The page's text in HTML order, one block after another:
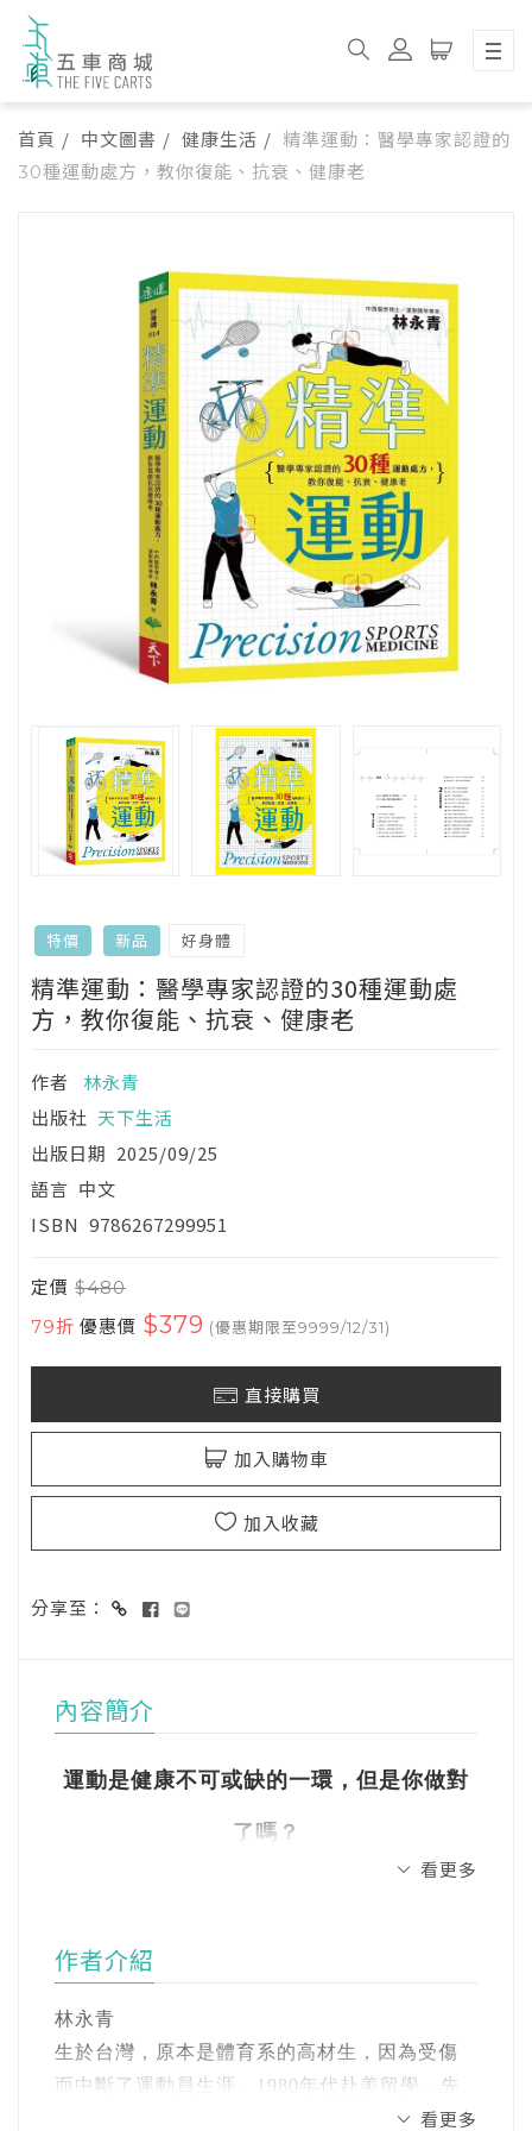
首頁 中文圖書 健康生活
精準運動：醫學專家認證的
30種運動處方，教你復能、抗衰、健康老
特價 新品 好身體
精準運動：醫學專家認證的30種運動處
方，教你復能、抗衰、健康老
作者
林永青
出版社 天下生活
出版日期 2025/09/25
語言 中文
ISBN 9786267299951
定價 $480
79折 優惠價 $379 (優惠期限至9999/12/31)
直接購買
加入購物車
加入收藏
分享至：
內容簡介
運動是健康不可或缺的一環，但是你做對
了嗎？
每個人都應該有自己的運動處方！
許多研究指出，心臟病、中風、糖尿病、癌
看更多
作者介紹
林永青
生於台灣，原本是體育系的高材生，因為受傷
而中斷了運動員生涯。1980年代赴美留學，先
後取得西醫、中醫博士，專研疼痛療法，同時
看更多